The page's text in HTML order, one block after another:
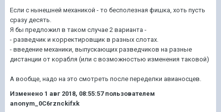
Если с нынешней механикой - то бесполезная фишка, хоть пусть
сразу десять.
Я бы предложил в таком случае 2 варианта -
- разведчик и корректировщик в разных слотах.
- введение механики, выпускающих разведчиков на разные
дистанции от корабля (или с возможностью изменения таковой)
А вообще, надо на это смотреть после переделки авианосцев.
Изменено 1 авг 2018, 08:55:57пользователем
anonym_0C6rznckifxk